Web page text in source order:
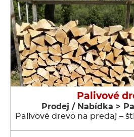
Palivové
Prodej / Nabídka >
Palivové drevo na predaj –